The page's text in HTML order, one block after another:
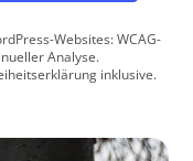
Websites: WCAG-
Analyse.
inklusive.